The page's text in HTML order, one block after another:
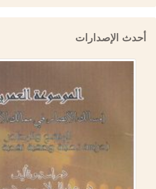
أحدث الإصدارات